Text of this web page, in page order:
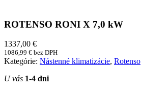
ROTENSO RONI X 7,0 kW
1337,00 €
1086,99 € bez DPH
Kategórie: Nástenné klimatizácie, Rotenso
U vás 1-4 dni